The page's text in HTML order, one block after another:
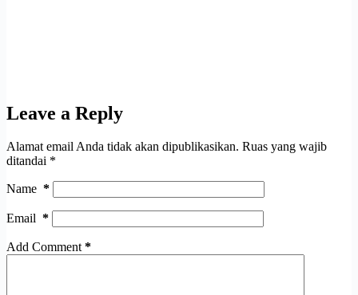
Leave a Reply
Alamat email Anda tidak akan dipublikasikan. Ruas yang wajib
ditandai *
Name *
Email *
Add Comment*